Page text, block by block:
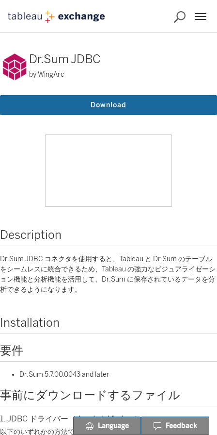
Dr.Sum JDBC
by WingArc
Download
Description
Dr.Sum JDBC コネクタを使用すると、Tableau と Dr.Sum のテーブル
をシームレスに統合できるため、Tableau の強力なビジュアライゼーシ
ョン機能と分析機能を活用して、Dr.Sum に保存されているデータを分
析できるようになります。
Installation
要件
Dr.Sum 5.7.00.0043 and later
事前にダウンロードするファイル
1. JDBC ドライバー（dwodsjd4.jar）
以下のいずれかの方法で入手できます
Language Feedback